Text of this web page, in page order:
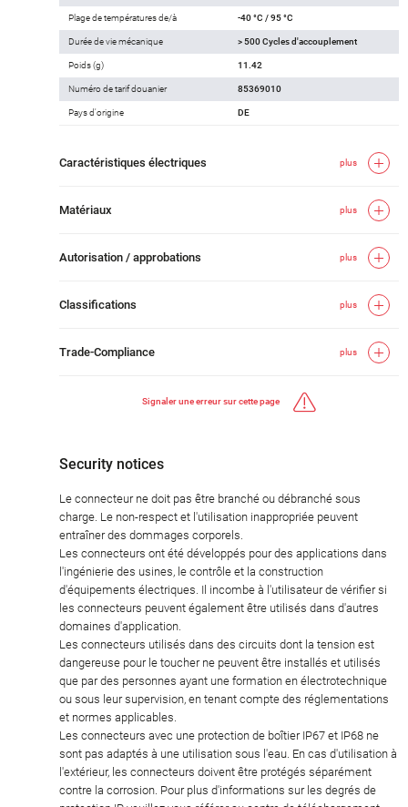
Plage de températures de/à -40 °C / 95 °C
Durée de vie mécanique > 500 Cycles d'accouplement
Poids (g) 11.42
Numéro de tarif douanier 85369010
Pays d'origine DE
Caractéristiques électriques plus
Matériaux plus
Autorisation / approbations plus
Classifications plus
Trade-Compliance plus
Signaler une erreur sur cette page
Security notices
Le connecteur ne doit pas être branché ou débranché sous
charge. Le non-respect et l'utilisation inappropriée peuvent
entraîner des dommages corporels.
Les connecteurs ont été développés pour des applications dans
l'ingénierie des usines, le contrôle et la construction
d'équipements électriques. Il incombe à l'utilisateur de vérifier si
les connecteurs peuvent également être utilisés dans d'autres
domaines d'application.
Les connecteurs utilisés dans des circuits dont la tension est
dangereuse pour le toucher ne peuvent être installés et utilisés
que par des personnes ayant une formation en électrotechnique
ou sous leur supervision, en tenant compte des réglementations
et normes applicables.
Les connecteurs avec une protection de boîtier IP67 et IP68 ne
sont pas adaptés à une utilisation sous l'eau. En cas d'utilisation à
l'extérieur, les connecteurs doivent être protégés séparément
contre la corrosion. Pour plus d'informations sur les degrés de